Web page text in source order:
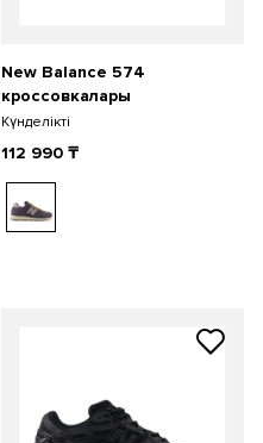
New Balance 574
кроссовкалары
Күнделікті
112 990 ₸